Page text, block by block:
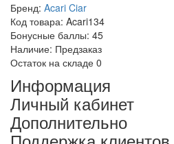
Бренд: Acari Ciar
Код товара: Acari134
Бонусные баллы: 45
Наличие: Предзаказ
Остаток на складе 0
Информация
Личный кабинет
Дополнительно